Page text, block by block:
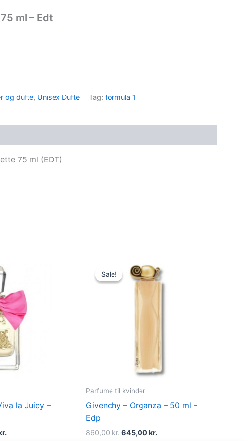
ml – Edt
og dufte, Unisex Dufte Tag: formula 1
75 ml (EDT)
la Juicy –
Sale!
Sale!
Parfume til kvinder
Givenchy – Organza – 50 ml –
Edp
860,00kr.
price
was:
860,00 kr..
645,00kr.
price
is: